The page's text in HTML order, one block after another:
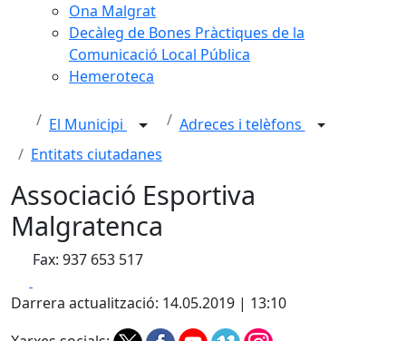
Ona Malgrat
Decàleg de Bones Pràctiques de la
Comunicació Local Pública
Hemeroteca
El Municipi
Adreces i telèfons
Entitats ciutadanes
Associació Esportiva
Malgratenca
Fax: 937 653 517
Darrera actualització: 14.05.2019 | 13:10